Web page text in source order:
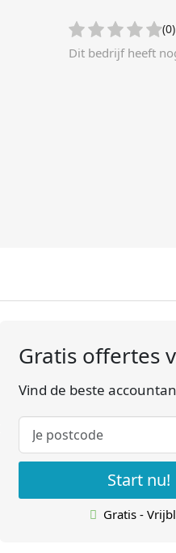
(0)
Dit bedrijf heeft
Gratis offertes
Vind de beste
Start nu!
Gratis -